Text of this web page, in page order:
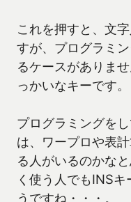
これを押すと、文
すが、プログラミ
るケースがありま
っかいなキーです。
プログラミングを
は、ワープロや表
る人がいるのかな
く使う人でもINS
うですね・・・。